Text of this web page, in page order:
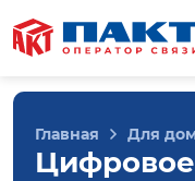
Главная Для